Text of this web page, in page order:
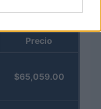
Precio
$65,059.00